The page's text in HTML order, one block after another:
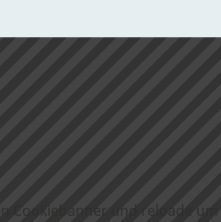
Cookiebanner und reloade um